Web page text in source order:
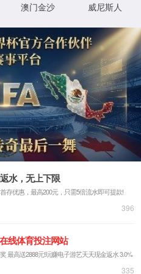
的应用
源管理中的作用
电极中毒与漂移
力度
污水处理|硝化反应为什么需要投加碱度？怎么计算与监测？